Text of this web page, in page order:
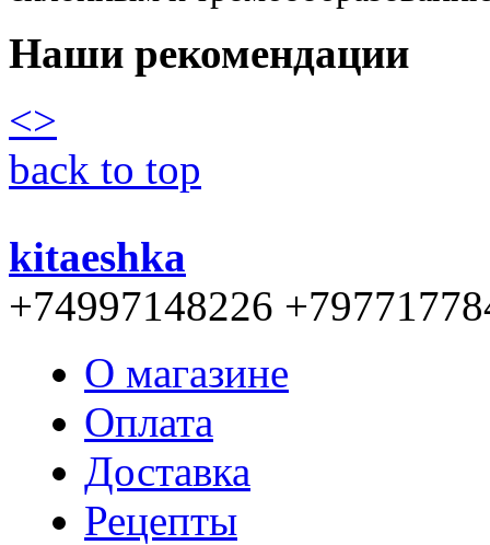
Наши рекомендации
<>
back to top
kitaeshka
+74997148226
О магазине
Оплата
Доставка
Рецепты